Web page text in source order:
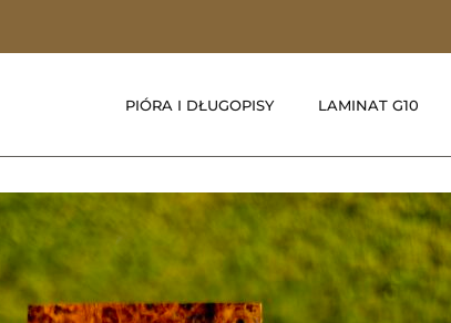
PIÓRA I DŁUGOPISY LAMINAT G10